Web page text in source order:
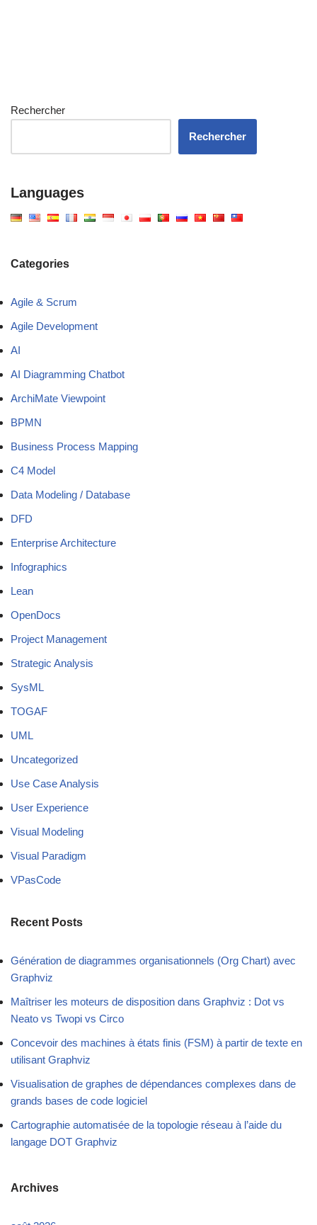
Rechercher
Rechercher
Languages
Categories
Agile & Scrum
Agile Development
AI
AI Diagramming Chatbot
ArchiMate Viewpoint
BPMN
Business Process Mapping
C4 Model
Data Modeling / Database
DFD
Enterprise Architecture
Infographics
Lean
OpenDocs
Project Management
Strategic Analysis
SysML
TOGAF
UML
Uncategorized
Use Case Analysis
User Experience
Visual Modeling
Visual Paradigm
VPasCode
Recent Posts
Génération de diagrammes organisationnels (Org Chart) avec
Graphviz
Maîtriser les moteurs de disposition dans Graphviz : Dot vs
Neato vs Twopi vs Circo
Concevoir des machines à états finis (FSM) à partir de texte en
utilisant Graphviz
Visualisation de graphes de dépendances complexes dans de
grands bases de code logiciel
Cartographie automatisée de la topologie réseau à l’aide du
langage DOT Graphviz
Archives